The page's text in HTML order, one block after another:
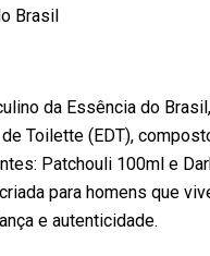
Brasil
da Essência do
Toilette (EDT),
Patchouli 100ml e
para homens que
e autenticidade.